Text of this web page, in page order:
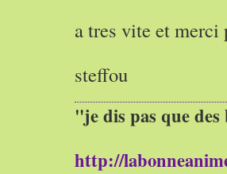
a tres vite et merci
steffou
"je dis pas que
http://